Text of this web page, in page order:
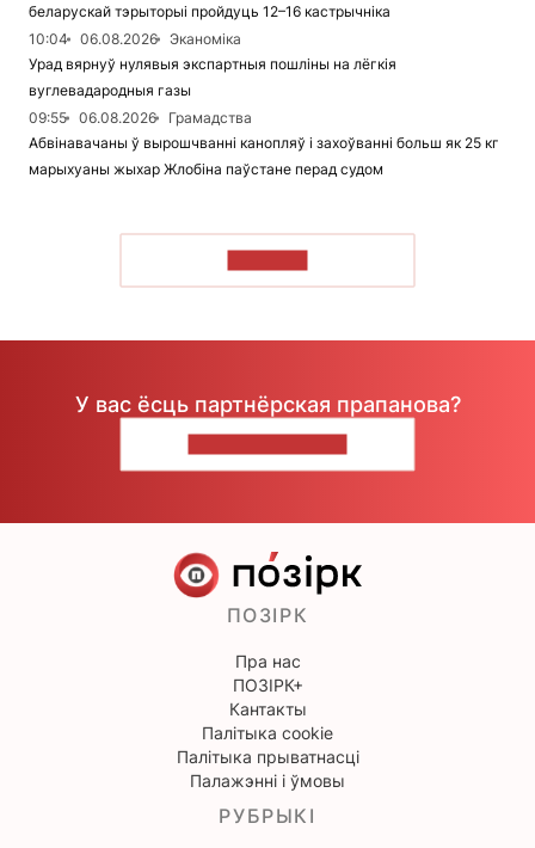
беларускай тэрыторыі пройдуць 12–16 кастрычніка
10:04
06.08.2026
Эканоміка
Урад вярнуў нулявыя экспартныя пошліны на лёгкія
вуглевадародныя газы
09:55
06.08.2026
Грамадства
Абвінавачаны ў вырошчванні канопляў і захоўванні больш як 25 кг
марыхуаны жыхар Жлобіна паўстане перад судом
У вас ёсць партнёрская прапанова?
ПОЗІРК
Пра нас
ПОЗІРК+
Кантакты
Палітыка cookie
Палітыка прыватнасці
Палажэнні і ўмовы
РУБРЫКІ